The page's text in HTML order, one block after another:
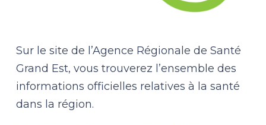
Sur le site de l’Agence Régionale de Santé
Grand Est, vous trouverez l’ensemble des
informations officielles relatives à la santé
dans la région.